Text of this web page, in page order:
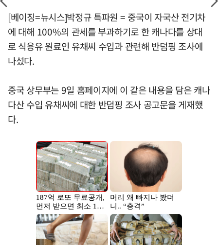
[베이징=뉴시스]박정규 특파원 = 중국이 자국산 전기차
에 대해 100%의 관세를 부과하기로 한 캐나다를 상대
로 식용유 원료인 유채씨 수입과 관련해 반덤핑 조사에
나섰다.
중국 상무부는 9일 홈페이지에 이 같은 내용을 담은 캐나
다산 수입 유채씨에 대한 반덤핑 조사 공고문을 게재했
다.